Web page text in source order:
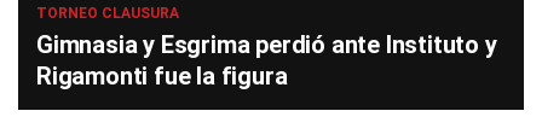
TORNEO CLAUSURA
Gimnasia y Esgrima perdió ante Instituto y
Rigamonti fue la figura